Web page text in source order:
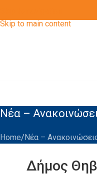
Skip to main content
Νέα –
Home Νέα –
Δήμος